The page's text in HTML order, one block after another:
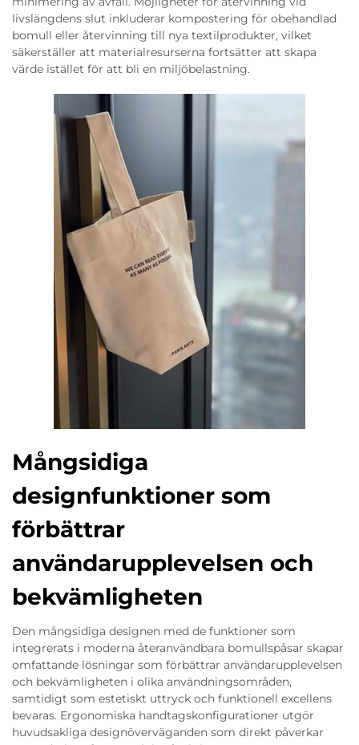
livslängdens slut inkluderar kompostering för obehandlad
bomull eller återvinning till nya textilprodukter, vilket
säkerställer att materialresurserna fortsätter att skapa
värde istället för att bli en miljöbelastning.
Mångsidiga
designfunktioner som
förbättrar
användarupplevelsen och
bekvämligheten
Den mångsidiga designen med de funktioner som
integrerats i moderna återanvändbara bomullspåsar skapar
omfattande lösningar som förbättrar användarupplevelsen
och bekvämligheten i olika användningsområden,
samtidigt som estetiskt uttryck och funktionell excellens
bevaras. Ergonomiska handtagskonfigurationer utgör
huvudsakliga designöverväganden som direkt påverkar